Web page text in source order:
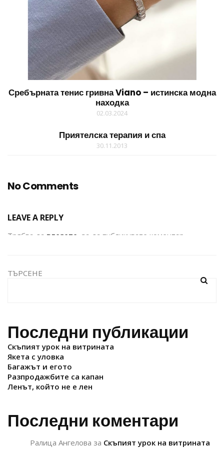
Сребърната тенис гривна Viano – истинска модна
находка
02.03.2024
Приятелска терапия и спа
30.11.2013
No Comments
LEAVE A REPLY
Трябва да влезете , за да публикувате коментар.
ТЪРСЕНЕ
Последни публикации
Скъпият урок на витрината
Якета с уловка
Багажът и егото
Разпродажбите са капан
Ленът, който не е лен
Последни коментари
Ралица Ангелова за Скъпият урок на витрината